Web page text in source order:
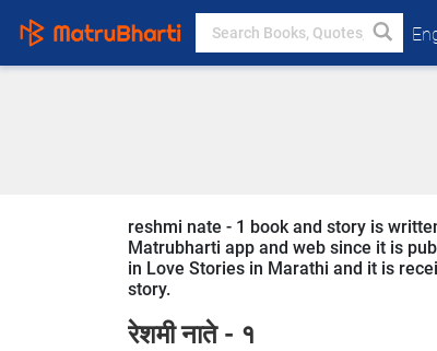
reshmi nate - 1 book and story is
Matrubharti app and web since it is
in Love Stories in Marathi and it is
story.
रेशमी नाते - १